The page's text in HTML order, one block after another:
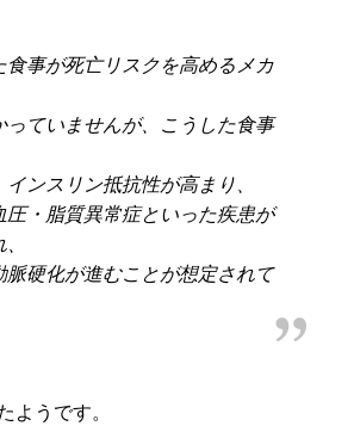
食事が死亡リスクを高めるメカ
っていませんが、こうした食事
ンスリン抵抗性が高まり、
圧・脂質異常症といった疾患が
脈硬化が進むことが想定されて
ようです。